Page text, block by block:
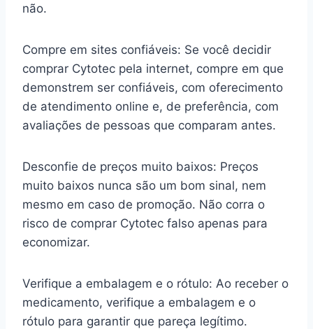
não.
Compre em sites confiáveis: Se você decidir
comprar Cytotec pela internet, compre em que
demonstrem ser confiáveis, com oferecimento
de atendimento online e, de preferência, com
avaliações de pessoas que comparam antes.
Desconfie de preços muito baixos: Preços
muito baixos nunca são um bom sinal, nem
mesmo em caso de promoção. Não corra o
risco de comprar Cytotec falso apenas para
economizar.
Verifique a embalagem e o rótulo: Ao receber o
medicamento, verifique a embalagem e o
rótulo para garantir que pareça legítimo.